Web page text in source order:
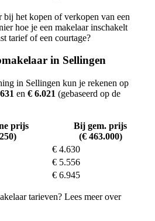
bij het kopen of verkopen van een
hoe je een makelaar inschakelt
tarief of een courtage?
in Sellingen
in Sellingen kun je rekenen op
en € 6.021 (gebaseerd op de
prijs
Bij gem. prijs
(€ 463.000)
€ 4.630
€ 5.556
€ 6.945
tarieven? Lees meer over